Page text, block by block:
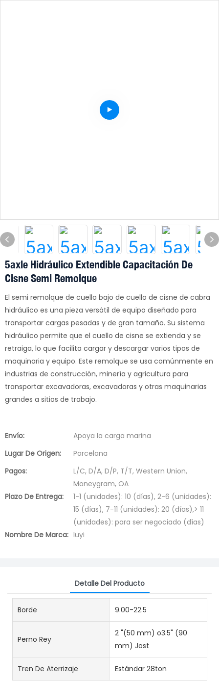
5axle Hidráulico Extendible Capacitación De
Cisne Semi Remolque
El semi remolque de cuello bajo de cuello de cisne de cabra
hidráulico es una pieza versátil de equipo diseñado para
transportar cargas pesadas y de gran tamaño. Su sistema
hidráulico permite que el cuello de cisne se extienda y se
retraiga, lo que facilita cargar y descargar varios tipos de
maquinaria y equipo. Este remolque se usa comúnmente en
industrias de construcción, minería y agricultura para
transportar excavadoras, excavadoras y otras maquinarias
grandes a sitios de trabajo.
Envío:
Apoya la carga marina
Lugar De Origen:
Porcelana
Pagos:
L/C, D/A, D/P, T/T, Western Union,
Moneygram, OA
Plazo De Entrega:
1-1 (unidades): 10 (días), 2-6 (unidades):
15 (días), 7-11 (unidades): 20 (días),> 11
(unidades): para ser negociado (días)
Nombre De Marca: luyi
Detalle Del Producto
Borde 9.00-22.5
Perno Rey
2 "(50 mm) o3.5" (90
mm) Jost
Tren De Aterrizaje Estándar 28ton